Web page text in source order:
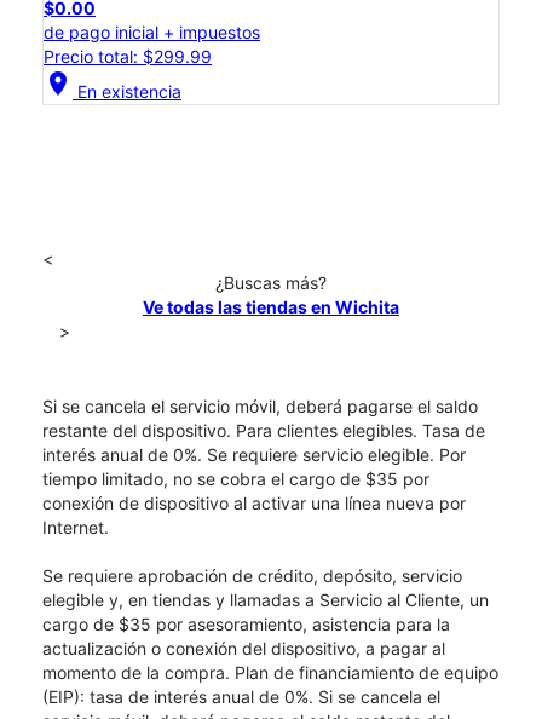
$0.00
de pago inicial + impuestos
Precio total: $299.99
location_on En existencia
<
¿Buscas más?
Ve todas las tiendas en Wichita
>
Si se cancela el servicio móvil, deberá pagarse el saldo
restante del dispositivo. Para clientes elegibles. Tasa de
interés anual de 0%. Se requiere servicio elegible. Por
tiempo limitado, no se cobra el cargo de $35 por
conexión de dispositivo al activar una línea nueva por
Internet.
Se requiere aprobación de crédito, depósito, servicio
elegible y, en tiendas y llamadas a Servicio al Cliente, un
cargo de $35 por asesoramiento, asistencia para la
actualización o conexión del dispositivo, a pagar al
momento de la compra. Plan de financiamiento de equipo
(EIP): tasa de interés anual de 0%. Si se cancela el